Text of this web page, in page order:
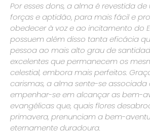
Por esses dons, a alma é revestida
forças e aptidão, para mais fácil e
obedecer à voz e ao incitamento do
possuem além disso tanta eficácia
pessoa ao mais alto grau de
excelentes que permanecem os
celestial, embora mais perfeitos.
carismas, a alma sente-se
empenhar-se em alcançar as bem-
evangélicas que, quais flores
primavera, prenunciam a bem-
eternamente duradoura.